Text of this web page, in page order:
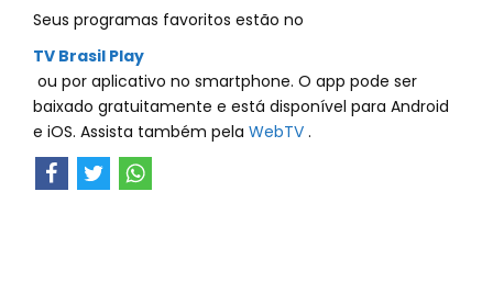
Seus programas favoritos estão no
TV Brasil Play
ou por aplicativo no smartphone. O app pode ser
baixado gratuitamente e está disponível para Android
e iOS. Assista também pela WebTV .